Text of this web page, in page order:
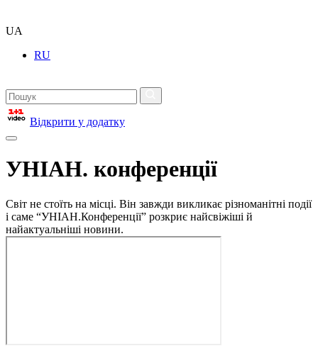
UA
RU
Відкрити у додатку
УНІАН. конференції
Світ не стоїть на місці. Він завжди викликає різноманітні події
і саме “УНІАН.Конференції” розкриє найсвіжіші й
найактуальніші новини.